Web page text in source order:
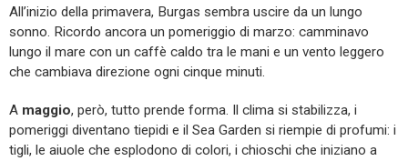
All’inizio della primavera, Burgas sembra uscire da un lungo
sonno. Ricordo ancora un pomeriggio di marzo: camminavo
lungo il mare con un caffè caldo tra le mani e un vento leggero
che cambiava direzione ogni cinque minuti.
A maggio, però, tutto prende forma. Il clima si stabilizza, i
pomeriggi diventano tiepidi e il Sea Garden si riempie di profumi: i
tigli, le aiuole che esplodono di colori, i chioschi che iniziano a